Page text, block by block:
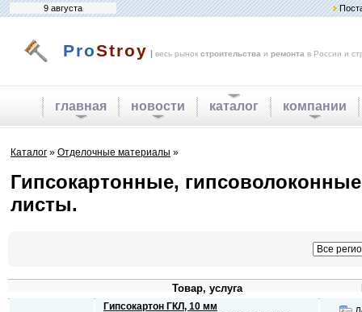
9 августа
ProStroy | весь рынок строительства и ремонта в России и
главная новости каталог компании
Каталог » Отделочные материалы »
Гипсокартонные,
листы.
Товар, услуга
Гипсокартон ГКЛ, 10 мм